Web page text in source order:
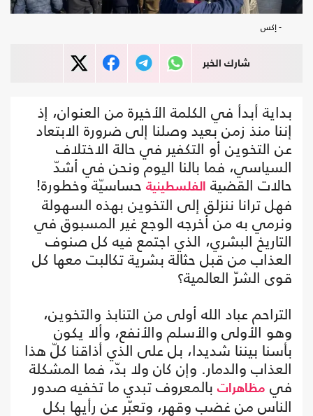
- إكس
شارك الخبر
بداية أبدأ في الكلمة الأخيرة من العنوان، إذ
إننا منذ زمن بعيد وصلنا إلى ضرورة الابتعاد
عن التخوين أو التكفير في حالة الاختلاف
السياسي، فما بالنا اليوم ونحن في أشدّ
حالات القضية الفلسطينيةحساسيّة وخطورة!
فهل ترانا ننزلق إلى التخوين بهذه السهولة
ونرمي به من أخرجه الوجع غير المسبوق في
التاريخ البشري، الذي اجتمع فيه كل صنوف
العذاب من قبل حثالة بشرية تكالبت معها كل
قوى الشرّ العالمية؟
التراحم عباد الله أولى من التنابذ والتخوين،
وهو الأولى والأسلم والأنفع، وألا يكون
بأسنا بيننا شديدا، بل على الذي أذاقنا كلّ هذا
العذاب والدمار. وإن كان ولا بدّ، فما المشكلة
في مظاهرات بالمعروف تبدي ما تخفيه صدور
الناس من غضب وقهر، وتعبّر عن رأيها بكل